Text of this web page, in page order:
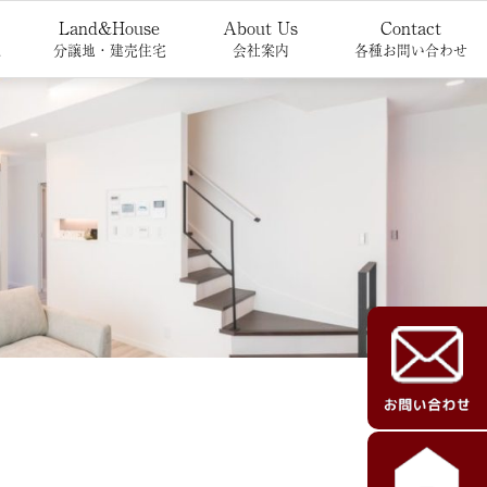
Land&House
分譲地・建売住宅
About Us
会社案内
Contact
各種お問い合わせ